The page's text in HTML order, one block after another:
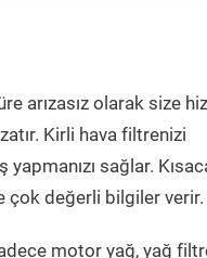
arızasız olarak size
Kirli hava filtrenizi
sağlar.
çok değerli bilgiler verir.
motor yağ, yağ